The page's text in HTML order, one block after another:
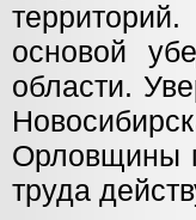
основой
области.
Орловщины
труда